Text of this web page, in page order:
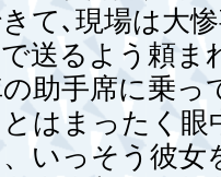
て､現場は大
送るよう頼ま
助手席に乗っ
はまったく
いっそう彼